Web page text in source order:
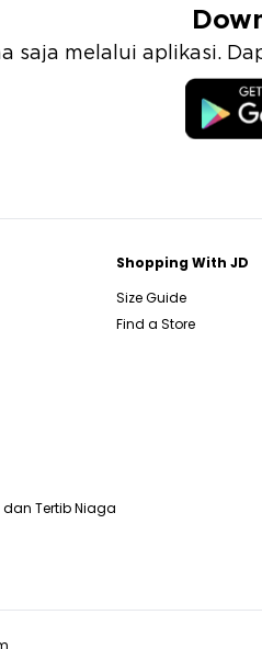
saja melalui aplikasi.
Tertib Niaga
Shopping With JD
Size Guide
Find a Store